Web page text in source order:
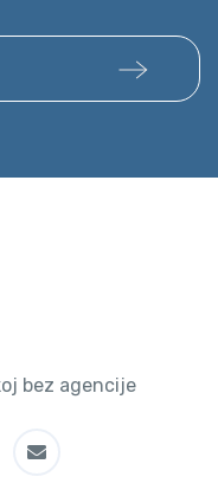
bez agencije